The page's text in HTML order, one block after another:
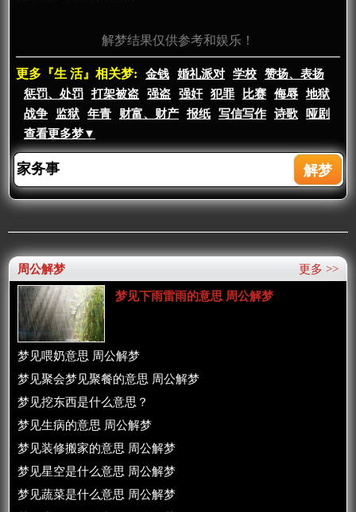
解梦结果仅供参考和娱乐！
更多『生 活』相关梦: 金钱 婚礼派对 学校
赞扬、表扬
惩罚、处罚
打架被盗 强盗 强奸 犯罪 比赛 侮辱
地狱
战争
监狱 年青 财富、财产 报纸 写信写作 诗歌
哑剧
查看更多梦▼
更多 >>
周公解梦
梦见下雨雷雨的意思 周公解梦
梦见喂奶意思 周公解梦
梦见聚会梦见聚餐的意思 周公解梦
梦见挖东西是什么意思？
梦见生病的意思 周公解梦
梦见装修搬家的意思 周公解梦
梦见星空是什么意思 周公解梦
梦见蔬菜是什么意思 周公解梦